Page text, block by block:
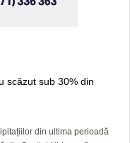
scăzut sub 30% din
din ultima perioadă